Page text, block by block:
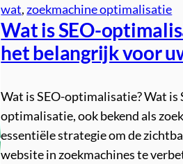
wat, zoekmachine optimalisatie
Wat is SEO-
het belangrijk voor
Wat is SEO-optimalisatie? Wat is
optimalisatie, ook bekend als
essentiële strategie om de
website in zoekmachines te